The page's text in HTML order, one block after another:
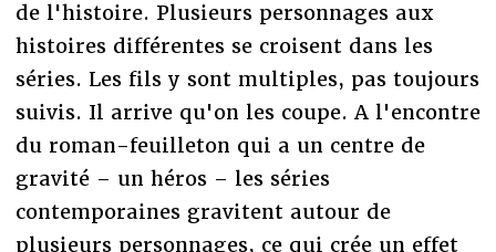
de l'histoire. Plusieurs personnages aux
histoires différentes se croisent dans les
séries. Les fils y sont multiples, pas toujours
suivis. Il arrive qu'on les coupe. A l'encontre
du roman-feuilleton qui a un centre de
gravité – un héros – les séries
contemporaines gravitent autour de
plusieurs personnages, ce qui crée un effet